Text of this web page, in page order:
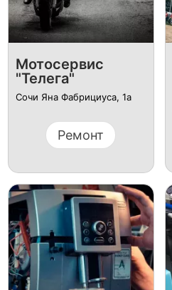
Мотосервис
"Телега"
Сочи Яна Фабрициуса, 1а
Ремонт